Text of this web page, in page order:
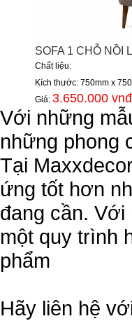
SOFA 1 CHỖ NỒI
Chất liệu:
Kích thước: 750mm x
Giá: 3.650.000 vnđ
Với những
những phong
Tại
ứng tốt hơn
đang cần.
một quy trình
phẩm
Hãy liên hệ